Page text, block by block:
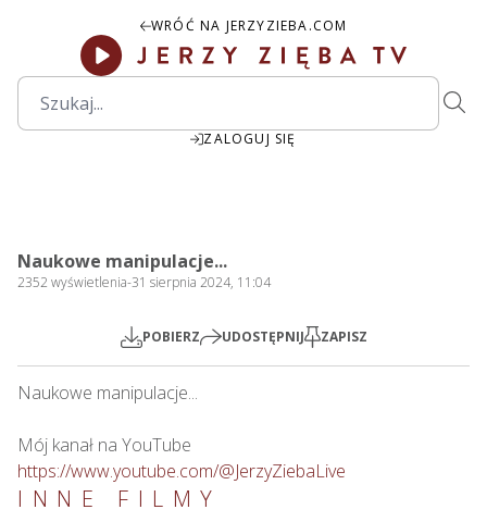
WRÓĆ NA JERZYZIEBA.COM
ZALOGUJ SIĘ
Naukowe manipulacje...
2352 wyświetlenia-31 sierpnia 2024, 11:04
POBIERZ UDOSTĘPNIJ ZAPISZ
Naukowe manipulacje...
https://www.youtube.com/@JerzyZiebaLive
INNE FILMY